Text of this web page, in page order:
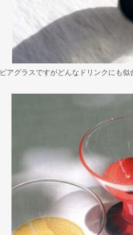
ビアグラスですがどんなドリンクにも似